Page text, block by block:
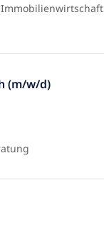
(m/w/d)